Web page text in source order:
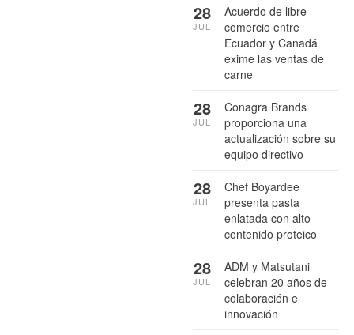
Acuerdo de libre
comercio entre
Ecuador y Canadá
exime las ventas de
carne
28
JUL
Conagra Brands
proporciona una
actualización sobre su
equipo directivo
28
JUL
Chef Boyardee
presenta pasta
enlatada con alto
contenido proteico
28
JUL
ADM y Matsutani
celebran 20 años de
colaboración e
innovación
28
JUL